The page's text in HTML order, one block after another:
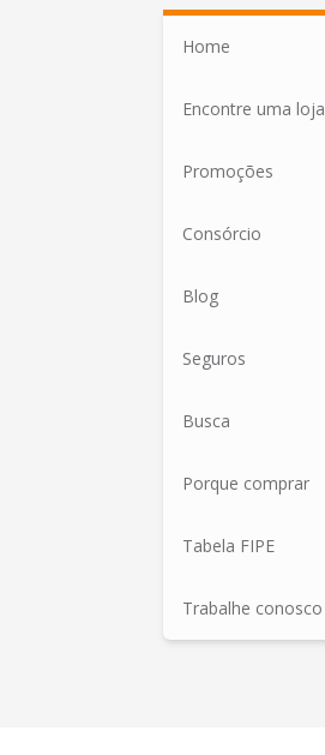
Home
Encontre uma loja
Promoções
Consórcio
Blog
Seguros
Busca
Porque comprar
Tabela FIPE
Trabalhe conosco